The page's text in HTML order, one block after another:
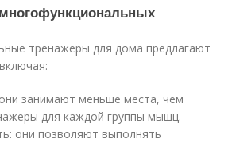
тренажеры для дома предлагают
занимают меньше места, чем
для каждой группы мышц.
они позволяют выполнять